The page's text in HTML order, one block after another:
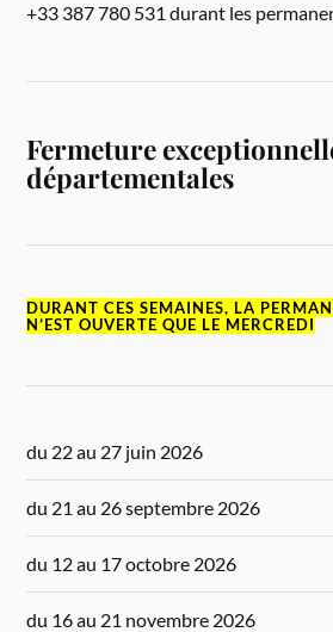
+33 387 780 531 durant les
Fermeture
départementales
DURANT CES SEMAINES, LA
N’EST OUVERTE QUE LE MERCREDI
du 22 au 27 juin 2026
du 21 au 26 septembre 2026
du 12 au 17 octobre 2026
du 16 au 21 novembre 2026